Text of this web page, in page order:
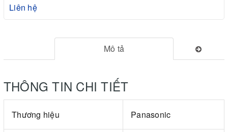
Liên hệ
Mô tả
THÔNG TIN CHI TIẾT
Thương hiệu Panasonic